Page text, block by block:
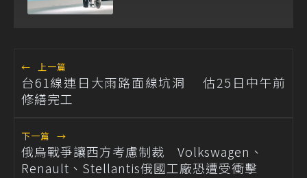
← 上一篇
台61線連日大雨路面線坑洞 估25日中午前
修繕完工
下一篇 →
俄烏戰爭讓西方考慮制裁 Volkswagen、
Renault、Stellantis俄國工廠恐遭受衝擊